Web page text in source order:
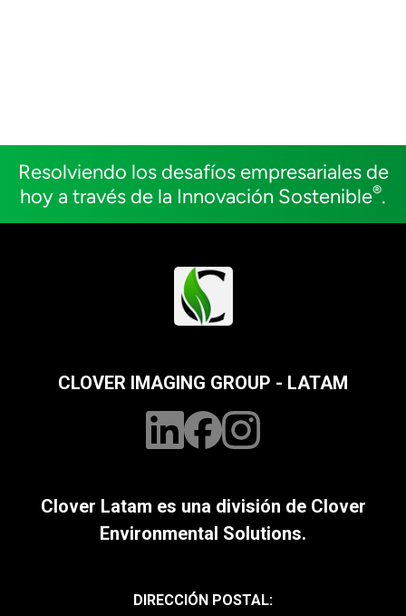
Resolviendo los desafíos empresariales de
hoy a través de la Innovación Sostenible®.
CLOVER IMAGING GROUP - LATAM
Clover Latam es una división de Clover
Environmental Solutions.
DIRECCIÓN POSTAL: